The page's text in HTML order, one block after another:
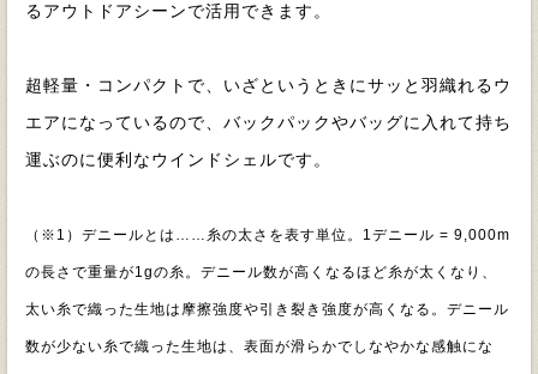
るアウトドアシーンで活用できます。
超軽量・コンパクトで、いざというときにサッと羽織れるウ
エアになっているので、バックパックやバッグに入れて持ち
運ぶのに便利なウインドシェルです。
（※1）デニールとは……糸の太さを表す単位。1デニール = 9,000m
の長さで重量が1gの糸。デニール数が高くなるほど糸が太くなり、
太い糸で織った生地は摩擦強度や引き裂き強度が高くなる。デニール
数が少ない糸で織った生地は、表面が滑らかでしなやかな感触にな